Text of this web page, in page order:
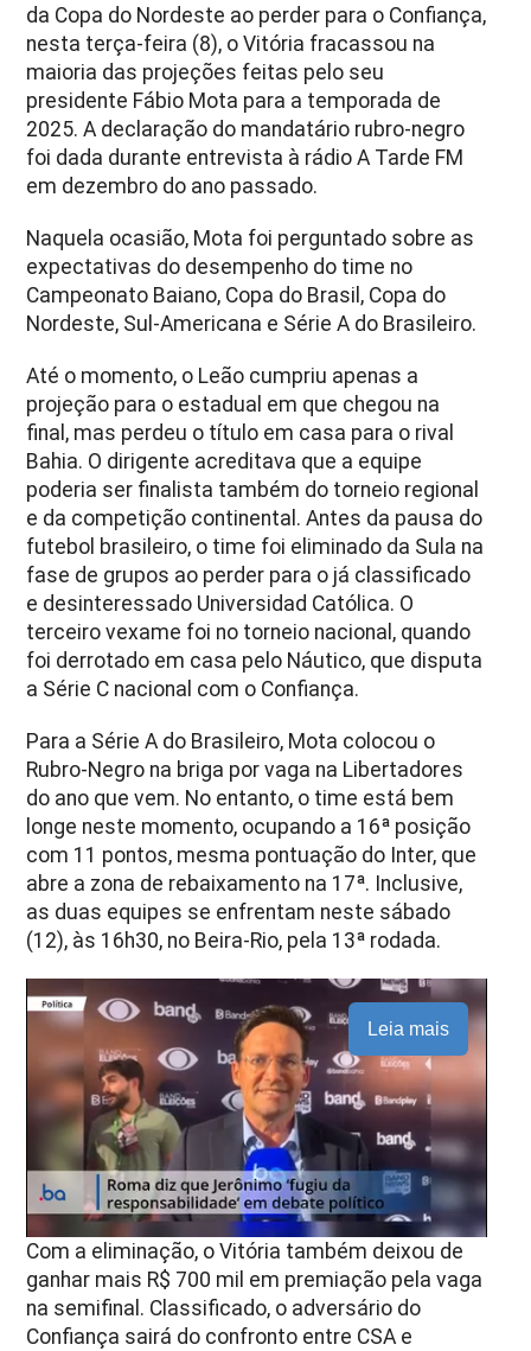
da Copa do Nordeste ao perder para o Confiança,
nesta terça-feira (8), o Vitória fracassou na
maioria das projeções feitas pelo seu
presidente Fábio Mota para a temporada de
2025. A declaração do mandatário rubro-negro
foi dada durante entrevista à rádio A Tarde FM
em dezembro do ano passado.
Naquela ocasião, Mota foi perguntado sobre as
expectativas do desempenho do time no
Campeonato Baiano, Copa do Brasil, Copa do
Nordeste, Sul-Americana e Série A do Brasileiro.
Até o momento, o Leão cumpriu apenas a
projeção para o estadual em que chegou na
final, mas perdeu o título em casa para o rival
Bahia. O dirigente acreditava que a equipe
poderia ser finalista também do torneio regional
e da competição continental. Antes da pausa do
futebol brasileiro, o time foi eliminado da Sula na
fase de grupos ao perder para o já classificado
e desinteressado Universidad Católica. O
terceiro vexame foi no torneio nacional, quando
foi derrotado em casa pelo Náutico, que disputa
a Série C nacional com o Confiança.
Para a Série A do Brasileiro, Mota colocou o
Rubro-Negro na briga por vaga na Libertadores
do ano que vem. No entanto, o time está bem
longe neste momento, ocupando a 16ª posição
com 11 pontos, mesma pontuação do Inter, que
abre a zona de rebaixamento na 17ª. Inclusive,
as duas equipes se enfrentam neste sábado
(12), às 16h30, no Beira-Rio, pela 13ª rodada.
Leia mais
Com a eliminação, o Vitória também deixou de
ganhar mais R$ 700 mil em premiação pela vaga
na semifinal. Classificado, o adversário do
Confiança sairá do confronto entre CSA e